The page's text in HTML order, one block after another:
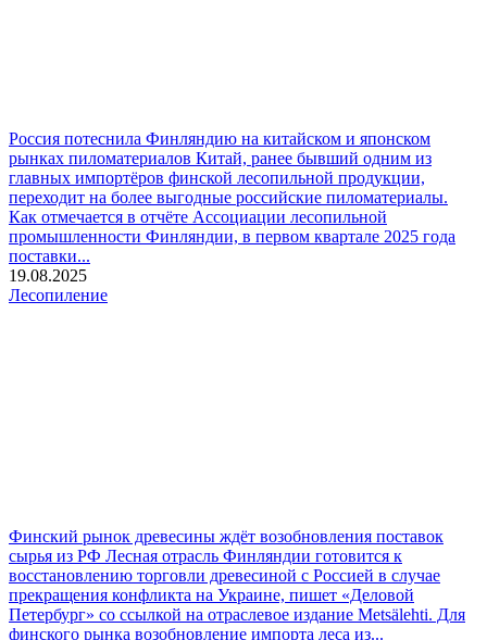
Россия потеснила Финляндию на китайском и японском
рынках пиломатериалов Китай, ранее бывший одним из
главных импортёров финской лесопильной продукции,
переходит на более выгодные российские пиломатериалы.
Как отмечается в отчёте Ассоциации лесопильной
промышленности Финляндии, в первом квартале 2025 года
поставки...
19.08.2025
Лесопиление
Финский рынок древесины ждёт возобновления поставок
сырья из РФ Лесная отрасль Финляндии готовится к
восстановлению торговли древесиной с Россией в случае
прекращения конфликта на Украине, пишет «Деловой
Петербург» со ссылкой на отраслевое издание Metsälehti. Для
финского рынка возобновление импорта леса из...